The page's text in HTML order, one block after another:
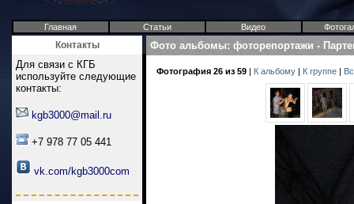
Главная Статьи Видео
Контакты
Для связи с КГБ
используйте следующие
контакты:
kgb3000@mail.ru
+7 978 77 05 441
vk.com/kgb3000com
Фото альбомы: фоторепортажи -
Фотография 26 из 59 | К альбому | К группе |